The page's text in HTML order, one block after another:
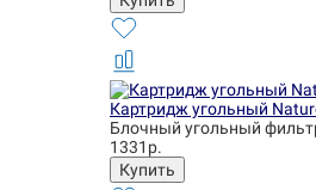
Картридж угольный
Блочный угольный
1331р.